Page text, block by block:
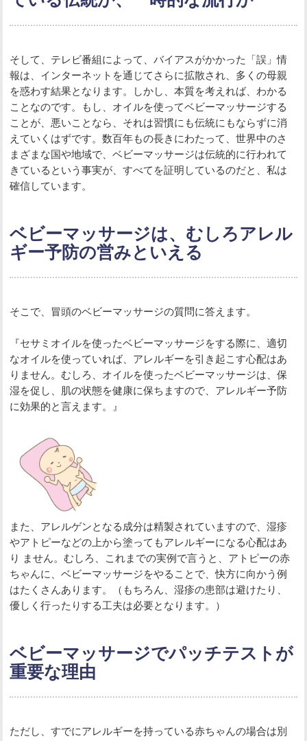
そして、テレビ番組によって、バイアスがかかった「誤」情
報は、インターネットを通じてさらに拡散され、多くの母親
を惑わす結果となります。しかし、本質を考えれば、わかる
ことなのです。もし、オイルを使ってベビーマッサージする
ことが、悪いことなら、それは習慣にも伝統にもならずに消
えていくはずです。数百年もの長きにわたって、世界中のさ
まざまな国や地域で、ベビーマッサージは伝統的に行われて
きているという事実が、すべてを証明しているのだと、私は
確信しています。
ベビーマッサージは、むしろアレル
ギー予防の営みといえる
そこで、冒頭のベビーマッサージの質問に答えます。
『セサミオイルを使ったベビーマッサージをする際に、適切
なオイルを使っていれば、アレルギーを引き起こす心配はあ
りません。むしろ、オイルを使ったベビーマッサージは、保
湿を促し、肌の状態を健康に保ちますので、アレルギー予防
に効果的と言えます。』
また、アレルゲンとなる成分は精製されていますので、湿疹
やアトピーなどの上から塗ってもアレルギーになる心配はあ
り ません。むしろ、これまでの実例で言うと、アトピーの赤
ちゃんに、ベビーマッサージをやることで、快方に向かう例
はたくさんあります。（もちろん、湿疹の患部は避けたり、
優しく行ったりする工夫は必要となります。）
ベビーマッサージでパッチテストが
重要な理由
ただし、すでにアレルギーを持っている赤ちゃんの場合は別